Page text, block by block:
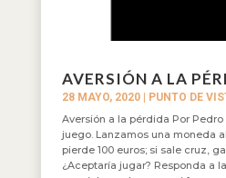
AVERSIÓN A LA
28 MAYO, 2020|
PUNTO DE
Aversión a la pérdida Por
juego. Lanzamos una moneda
pierde 100 euros; si sale cruz,
¿Aceptaría jugar? Responda a